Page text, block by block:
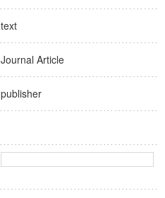
text
Journal Article
publisher